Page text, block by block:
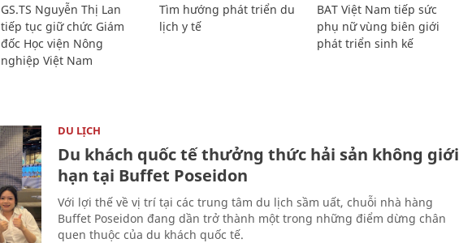
GS.TS Nguyễn Thị Lan
tiếp tục giữ chức Giám
đốc Học viện Nông
nghiệp Việt Nam
Tìm hướng phát triển du
lịch y tế
BAT Việt Nam tiếp sức
phụ nữ vùng biên giới
phát triển sinh kế
DU LỊCH
Du khách quốc tế thưởng thức hải sản không giới
hạn tại Buffet Poseidon
Với lợi thế về vị trí tại các trung tâm du lịch sầm uất, chuỗi nhà hàng
Buffet Poseidon đang dần trở thành một trong những điểm dừng chân
quen thuộc của du khách quốc tế.